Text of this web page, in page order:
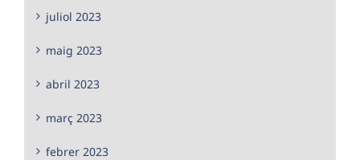
juliol 2023
maig 2023
abril 2023
març 2023
febrer 2023